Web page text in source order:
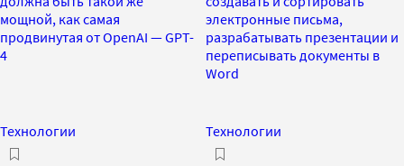
мощной, как самая
продвинутая от OpenAI — GPT-
4
электронные письма,
разрабатывать презентации и
переписывать документы в
Word
Технологии Технологии